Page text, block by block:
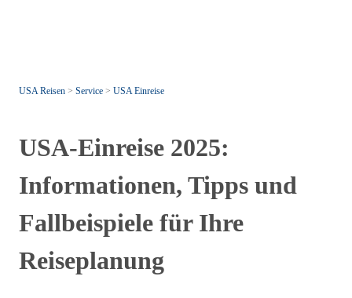
USA Reisen > Service > USA Einreise
USA-Einreise 2025:
Informationen, Tipps und
Fallbeispiele für Ihre
Reiseplanung